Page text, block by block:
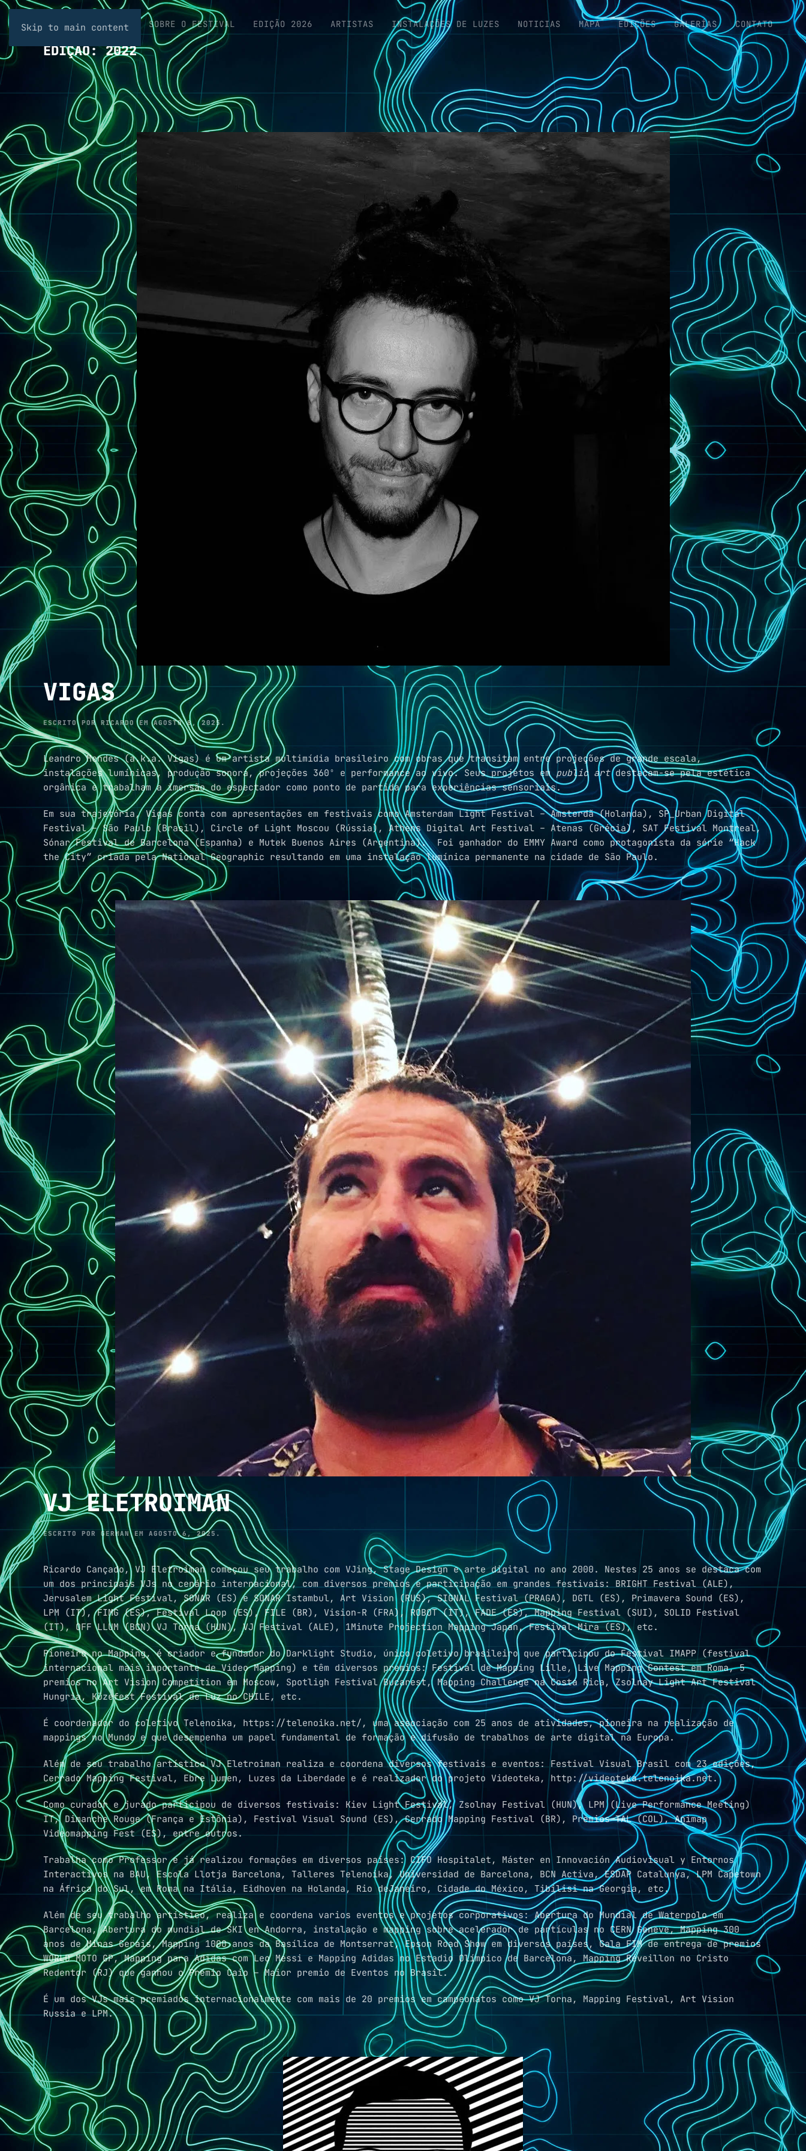
Skip to main content SOBRE O FESTIVAL EDIÇÃO 2026 ARTISTAS INSTALAÇÕES DE LUZES NOTICIAS MAPA EDIÇÕES GALERÍAS CONTATO
EDIÇÃO:2022
VIGAS
ESCRITO POR RICARDO EMAGOSTO 8, 2025 .
Leandro Mendes (a.k.a. Vigas) é um artista multimídia brasileiro com obras que transitam entre projeções de grande escala,
instalações lumínicas, produção sonora, projeções 360º e performance ao vivo. Seus projetos empublic artdestacam-se pela estética
orgânica e trabalham a imersão do espectador como ponto de partida para experiências sensoriais.
Em sua trajetória, Vigas conta com apresentações em festivais como Amsterdam Light Festival – Amsterdã (Holanda), SP_Urban Digital
Festival – São Paulo (Brasil), Circle of Light Moscou (Rússia), Athens Digital Art Festival – Atenas (Grécia), SAT Festival Montreal,
Sónar Festival de Barcelona (Espanha) e Mutek Buenos Aires (Argentina). Foi ganhador do EMMY Award como protagonista da série “Hack
the City” criada pela National Geographic resultando em uma instalação lumínica permanente na cidade de São Paulo.
VJ ELETROIMAN
ESCRITO POR GERMANEM AGOSTO 6, 2025 .
Ricardo Cançado, VJ Eletroiman começou seu trabalho com VJing, Stage Design e arte digital no ano 2000. Nestes 25 anos se destaca com
um dos principais VJs no cenário internacional, com diversos premios e participação em grandes festivais: BRIGHT Festival (ALE),
Jerusalem Light Festival, SONAR (ES) e SONAR Istambul, Art Vision (RUS), SIGNAL Festival (PRAGA), DGTL (ES‏), Primavera Sound (ES‏),
LPM (IT), FIMG (ES‏), Festival Loop (ES‏), FILE (BR), Vision-R (FRA), ROBOT (IT‏), FADE (ES‏), Mapping Festival (SUI), SOLID Festival
(IT), OFF LLUM (BCN) VJ Torna (HUN), VJ Festival (ALE), 1Minute Projection Mapping Japan, Festival Mira (ES), etc.
Pioneiro no Mapping, é criador e fundador do Darklight Studio, único coletivo brasileiro que participou do Festival IMAPP (festival
internacional mais importante de Video Mapping) e têm diversos premios: Festival de Mapping Lille, Live Mapping Contest em Roma, 5
premios no Art Vision Competition em Moscow, Spotligh Festival Bucarest, Mapping Challenge na Costa Rica, Zsolnay Light Art Festival
Hungria, Küzefest Festival de Luz no CHILE, etc.
É coordenador do coletivo Telenoika, https://telenoika.net/, uma associação com 25 anos de atividades, pioneira na realização de
mappings no Mundo e que desempenha um papel fundamental de formação e difusão de trabalhos de arte digital na Europa.
Além de seu trabalho artístico VJ Eletroiman realiza e coordena diversos festivais e eventos: Festival Visual Brasil com 23 edições,
Cerrado Mapping Festival, Ebre Lumen, Luzes da Liberdade e é realizador do projeto Videoteka, http://videoteka.telenoika.net.
Como curador e jurado participou de diversos festivais: Kiev Light Festival, Zsolnay Festival (HUN), LPM (Live Performance Meeting)
IT, Dimanche Rouge (França e Estônia), Festival Visual Sound (ES), Cerrado Mapping Festival (BR), Premios TAL (COL), Animap
Videomapping Fest (ES), entre outros.
Trabalha como Professor e já realizou formações em diversos países: CIFO Hospitalet, Máster en Innovación Audiovisual y Entornos
Interactivos na BAU, Escola Llotja Barcelona, Talleres Telenoika, Universidad de Barcelona, BCN Activa, ESDAP Catalunya, LPM Capetown
na África do Sul, em Roma na Itália, Eidhoven na Holanda, Rio deJaneiro, Cidade do México, Tibilisi na Georgia, etc.
Além de seu trabalho artístico, realiza e coordena varios eventos e projetos corporativos: Abertura do Mundial de Waterpolo em
Barcelona, Abertura do mundial de SKI en Andorra, instalação e mapping sobre acelerador de partículas no CERN Geneve, Mapping 300
anos de Minas Gerais, Mapping 1000 anos da Basílica de Montserrat, Epson Road Show em diversos países, Gala FIM de entrega de premios
WORLD MOTO GP, Mapping para Adidas com Leo Messi e Mapping Adidas no Estadio Olímpico de Barcelona, Mapping Réveillon no Cristo
Redentor (RJ) que ganhou o Premio Caio – Maior premio de Eventos no Brasil.
É um dos VJs mais premiados internacionalmente com mais de 20 premios em campeonatos como VJ Torna, Mapping Festival, Art Vision
Russia e LPM.